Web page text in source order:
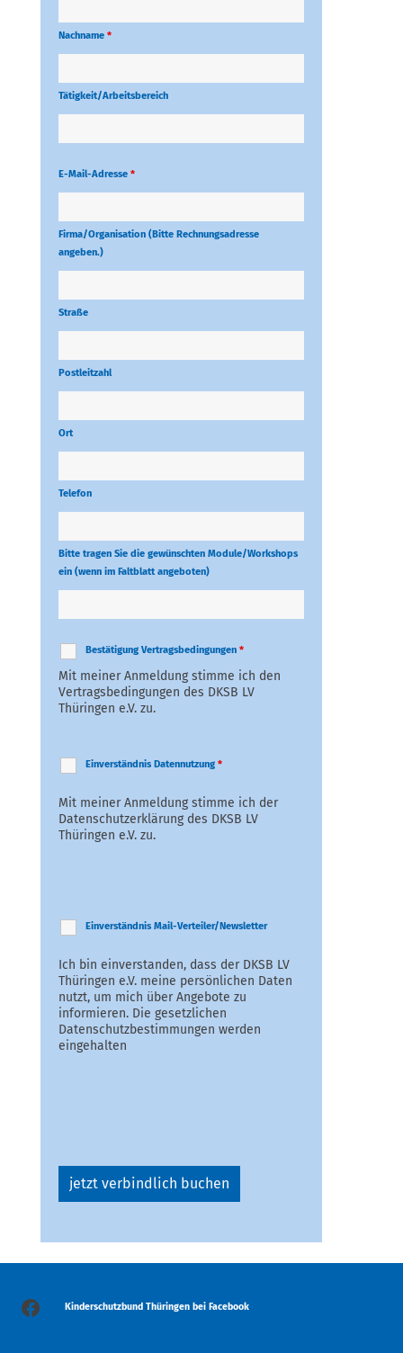
Nachname*
Tätigkeit/Arbeitsbereich
E-Mail-Adresse*
Firma/Organisation (Bitte Rechnungsadresse
angeben.)
Straße
Postleitzahl
Ort
Telefon
Bitte tragen Sie die gewünschten Module/Workshops
ein (wenn im Faltblatt angeboten)
Bestätigung Vertragsbedingungen*
Mit meiner Anmeldung stimme ich den
Vertragsbedingungen des DKSB LV
Thüringen e.V. zu.
Einverständnis Datennutzung*
Mit meiner Anmeldung stimme ich der
Datenschutzerklärung des DKSB LV
Thüringen e.V. zu.
Einverständnis Mail-Verteiler/Newsletter
Ich bin einverstanden, dass der DKSB LV
Thüringen e.V. meine persönlichen Daten
nutzt, um mich über Angebote zu
informieren. Die gesetzlichen
Datenschutzbestimmungen werden
eingehalten
FacebookKinderschutzbund Thüringen bei Facebook